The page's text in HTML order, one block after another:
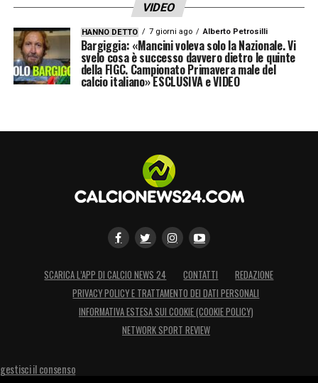
VIDEO
HANNO DETTO 7 giorni ago Alberto Petrosilli
Bargiggia: «Mancini voleva solo la Nazionale. Vi
svelo cosa è successo davvero dietro le quinte
della FIGC. Campionato Primavera male del
calcio italiano» ESCLUSIVA e VIDEO
SCARICA L’APP DI CALCIO NEWS 24 CONTATTI
REDAZIONE
PRIVACY POLICY E TRATTAMENTO DEI DATI PERSONALI
INFORMATIVA ESTESA SUI COOKIE (COOKIE POLICY)
NETWORK SPORT REVIEW
gestisci il consenso